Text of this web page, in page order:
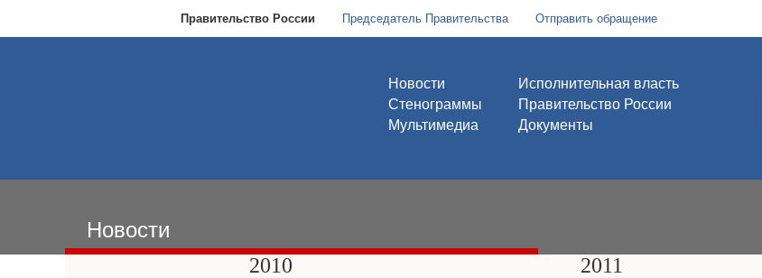
Правительство России Председатель Правительства Отправить обращение
Новости
Стенограммы
Мультимедиа
Исполнительная власть
Правительство России
Документы
Новости
2010 2011